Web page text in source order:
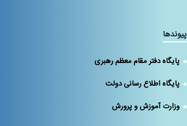
پیوندها
پایگاه دفتر مقام معظم رهبری
پایگاه اطلاع رسانی دولت
وزارت آموزش و پرورش